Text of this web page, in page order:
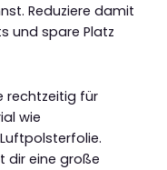
Reduziere damit
und spare Platz
rechtzeitig für
wie
dir eine große